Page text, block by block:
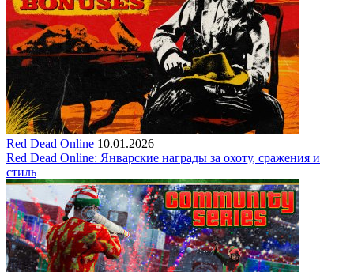
Red Dead Online 10.01.2026
Red Dead Online: Январские награды за охоту, сражения и
стиль